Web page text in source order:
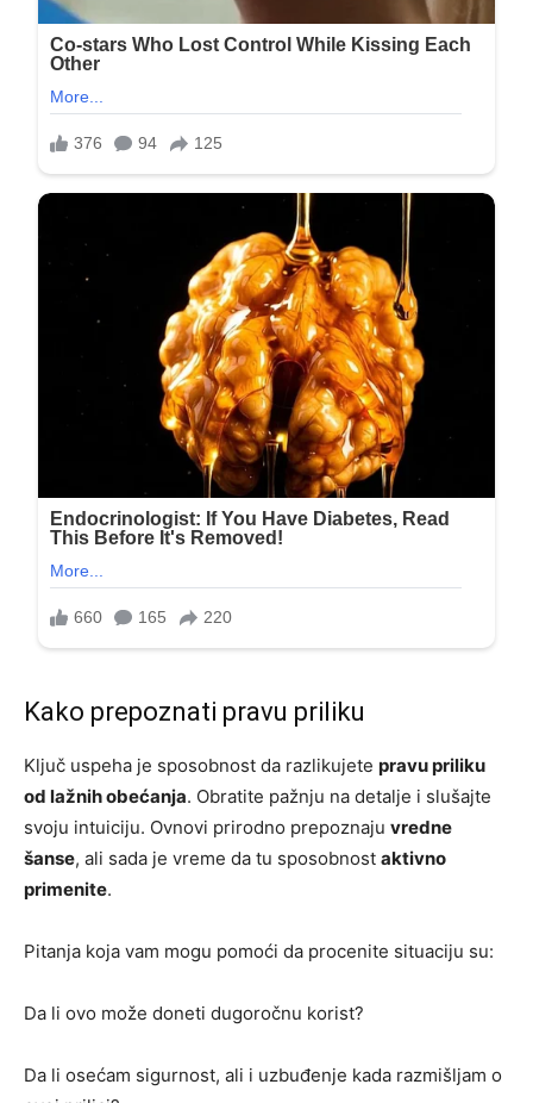
Kako prepoznati pravu priliku
Ključ uspeha je sposobnost da razlikujete pravu priliku
od lažnih obećanja. Obratite pažnju na detalje i slušajte
svoju intuiciju. Ovnovi prirodno prepoznaju vredne
šanse, ali sada je vreme da tu sposobnost aktivno
primenite.
Pitanja koja vam mogu pomoći da procenite situaciju su:
Da li ovo može doneti dugoročnu korist?
Da li osećam sigurnost, ali i uzbuđenje kada razmišljam o